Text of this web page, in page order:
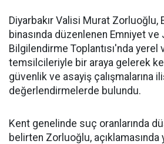
Diyarbakır Valisi Murat Zorluoğlu,
binasında düzenlenen Emniyet ve
Bilgilendirme Toplantısı'nda yerel
temsilcileriyle bir araya gelerek
güvenlik ve asayiş çalışmalarına
değerlendirmelerde bulundu.
Kent genelinde suç oranlarında
belirten Zorluoğlu,